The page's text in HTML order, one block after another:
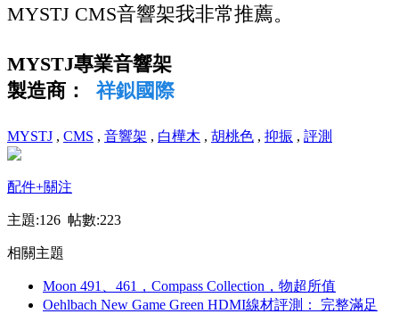
MYSTJ CMS音響架我非常推薦。
MYSTJ專業音響架
製造商：
祥鉯國際
MYSTJ , CMS , 音響架 , 白樺木 , 胡桃色 , 抑振 , 評測
配件+關注
主題:126 帖數:223
相關主題
Moon 491、461，Compass Collection，物超所值
Oehlbach New Game Green HDMI線材評測： 完整滿足